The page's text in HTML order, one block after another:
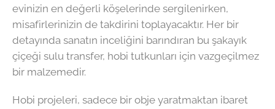
evinizin en değerli köşelerinde sergilenirken,
misafirlerinizin de takdirini toplayacaktır. Her bir
detayında sanatın inceliğini barındıran bu şakayık
çiçeği sulu transfer, hobi tutkunları için vazgeçilmez
bir malzemedir.
Hobi projeleri, sadece bir obje yaratmaktan ibaret